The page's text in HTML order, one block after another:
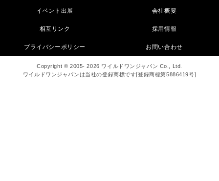
イベント出展 会社概要
相互リンク 採用情報
プライバシーポリシー お問い合わせ
Copyright © 2005- 2026 ワイルドワンジャパン Co., Ltd.
ワイルドワンジャパンは当社の登録商標です[登録商標第5886419号]